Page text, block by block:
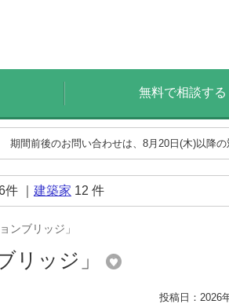
無料で相談する
期間前後のお問い合わせは、8月20日(木)以降の
件 ｜ 建築家 12 件
ンブリッジ」
リッジ」
投稿日：2026